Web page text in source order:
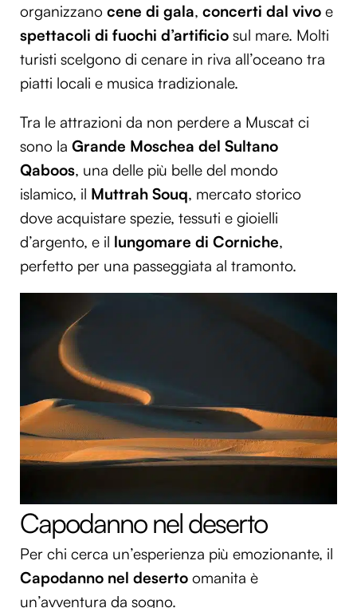
organizzano cene di gala, concerti dal vivo e
spettacoli di fuochi d’artificio sul mare. Molti
turisti scelgono di cenare in riva all’oceano tra
piatti locali e musica tradizionale.
Tra le attrazioni da non perdere a Muscat ci
sono la Grande Moschea del Sultano
Qaboos, una delle più belle del mondo
islamico, il Muttrah Souq, mercato storico
dove acquistare spezie, tessuti e gioielli
d’argento, e il lungomare di Corniche,
perfetto per una passeggiata al tramonto.
Capodanno nel deserto
Per chi cerca un’esperienza più emozionante, il
Capodanno nel deserto omanita è
un’avventura da sogno.